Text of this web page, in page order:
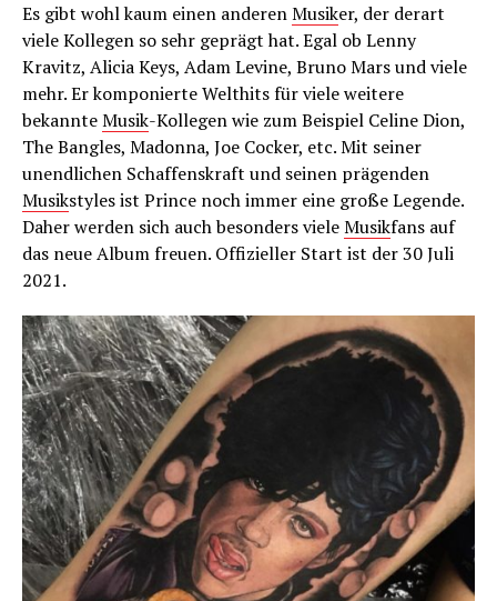
Es gibt wohl kaum einen anderenMusiker, der derart
viele Kollegen so sehr geprägt hat. Egal ob Lenny
Kravitz, Alicia Keys, Adam Levine, Bruno Mars und viele
mehr. Er komponierte Welthits für viele weitere
bekannteMusik-Kollegen wie zum Beispiel Celine Dion,
The Bangles, Madonna, Joe Cocker, etc. Mit seiner
unendlichen Schaffenskraft und seinen prägenden
Musikstyles ist Prince noch immer eine große Legende.
Daher werden sich auch besonders vieleMusikfans auf
das neue Album freuen. Offizieller Start ist der 30 Juli
2021.